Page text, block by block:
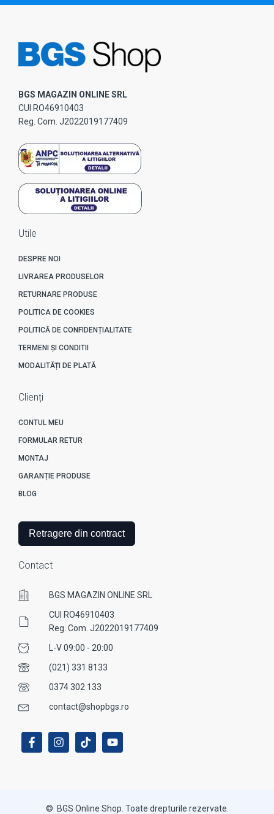
BGS MAGAZIN ONLINE SRL
CUI RO46910403
Reg. Com. J2022019177409
Utile
DESPRE NOI
LIVRAREA PRODUSELOR
RETURNARE PRODUSE
POLITICA DE COOKIES
POLITICĂ DE CONFIDENȚIALITATE
TERMENI ȘI CONDITII
MODALITĂȚI DE PLATĂ
Clienți
CONTUL MEU
FORMULAR RETUR
MONTAJ
GARANȚIE PRODUSE
BLOG
Retragere din contract
Contact
BGS MAGAZIN ONLINE SRL
CUI RO46910403
Reg. Com. J2022019177409
L-V 09:00 - 20:00
(021) 331 8133
0374 302 133
contact@shopbgs.ro
© BGS Online Shop. Toate drepturile rezervate.